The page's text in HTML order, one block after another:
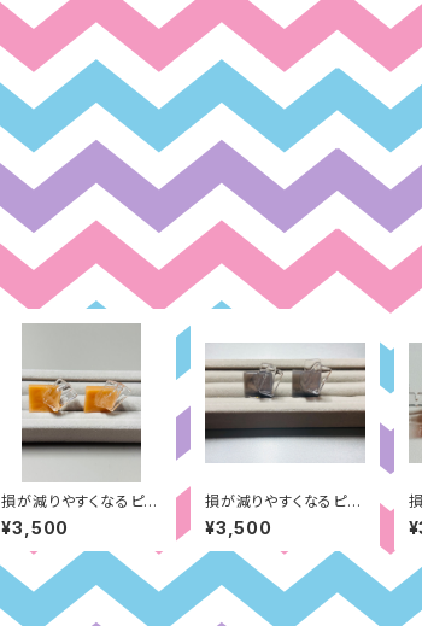
損が減りやすくなるピア
ス：見た目のコンプレッ
クス（ベージュ）
¥3,500
損が減りやすくなるピア
ス：異性への一途さ（グ
レー）
¥3,500